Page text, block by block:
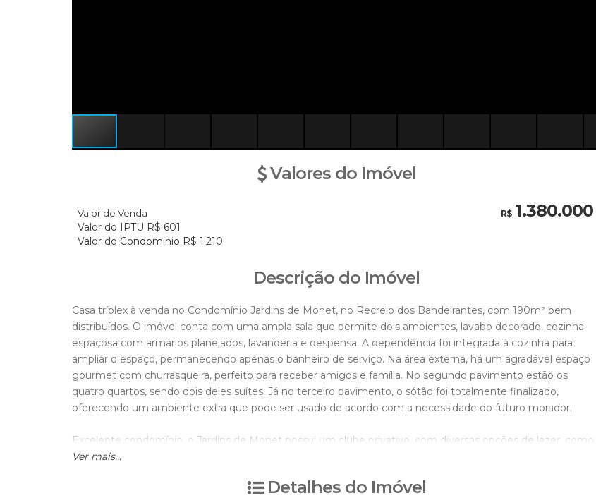
Valores do Imóvel
R$1.380.000
Valor de Venda
Valor do IPTU R$ 601
Valor do Condominio R$ 1.210
Descrição do Imóvel
Casa tríplex à venda no Condomínio Jardins de Monet, no Recreio dos Bandeirantes, com 190m² bem
distribuídos. O imóvel conta com uma ampla sala que permite dois ambientes, lavabo decorado, cozinha
espaçosa com armários planejados, lavanderia e despensa. A dependência foi integrada à cozinha para
ampliar o espaço, permanecendo apenas o banheiro de serviço. Na área externa, há um agradável espaço
gourmet com churrasqueira, perfeito para receber amigos e família. No segundo pavimento estão os
quatro quartos, sendo dois deles suítes. Já no terceiro pavimento, o sótão foi totalmente finalizado,
oferecendo um ambiente extra que pode ser usado de acordo com a necessidade do futuro morador.
Excelente condomínio, o Jardins de Monet possui um clube privativo, com diversas opções de lazer, como:
spa externo, academia, piscina, churrasqueira e forno a lenha, salão de festas, bar e restaurante, sauna,
prática de futebol ou vôlei de praia e playground.
Ver mais...
Detalhes do Imóvel